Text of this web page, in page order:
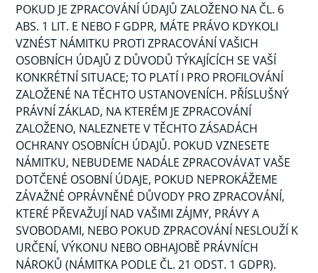
POKUD JE ZPRACOVÁNÍ ÚDAJŮ ZALOŽENO NA ČL. 6
ABS. 1 LIT. E NEBO F GDPR, MÁTE PRÁVO KDYKOLI
VZNÉST NÁMITKU PROTI ZPRACOVÁNÍ VAŠICH
OSOBNÍCH ÚDAJŮ Z DŮVODŮ TÝKAJÍCÍCH SE VAŠÍ
KONKRÉTNÍ SITUACE; TO PLATÍ I PRO PROFILOVÁNÍ
ZALOŽENÉ NA TĚCHTO USTANOVENÍCH. PŘÍSLUŠNÝ
PRÁVNÍ ZÁKLAD, NA KTERÉM JE ZPRACOVÁNÍ
ZALOŽENO, NALEZNETE V TĚCHTO ZÁSADÁCH
OCHRANY OSOBNÍCH ÚDAJŮ. POKUD VZNESETE
NÁMITKU, NEBUDEME NADÁLE ZPRACOVÁVAT VAŠE
DOTČENÉ OSOBNÍ ÚDAJE, POKUD NEPROKÁŽEME
ZÁVAŽNÉ OPRÁVNĚNÉ DŮVODY PRO ZPRACOVÁNÍ,
KTERÉ PŘEVAŽUJÍ NAD VAŠIMI ZÁJMY, PRÁVY A
SVOBODAMI, NEBO POKUD ZPRACOVÁNÍ NESLOUŽÍ K
URČENÍ, VÝKONU NEBO OBHAJOBĚ PRÁVNÍCH
NÁROKŮ (NÁMITKA PODLE ČL. 21 ODST. 1 GDPR).